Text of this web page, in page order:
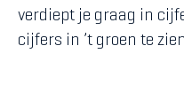
verdiept je graag in
cijfers in ’t groen te